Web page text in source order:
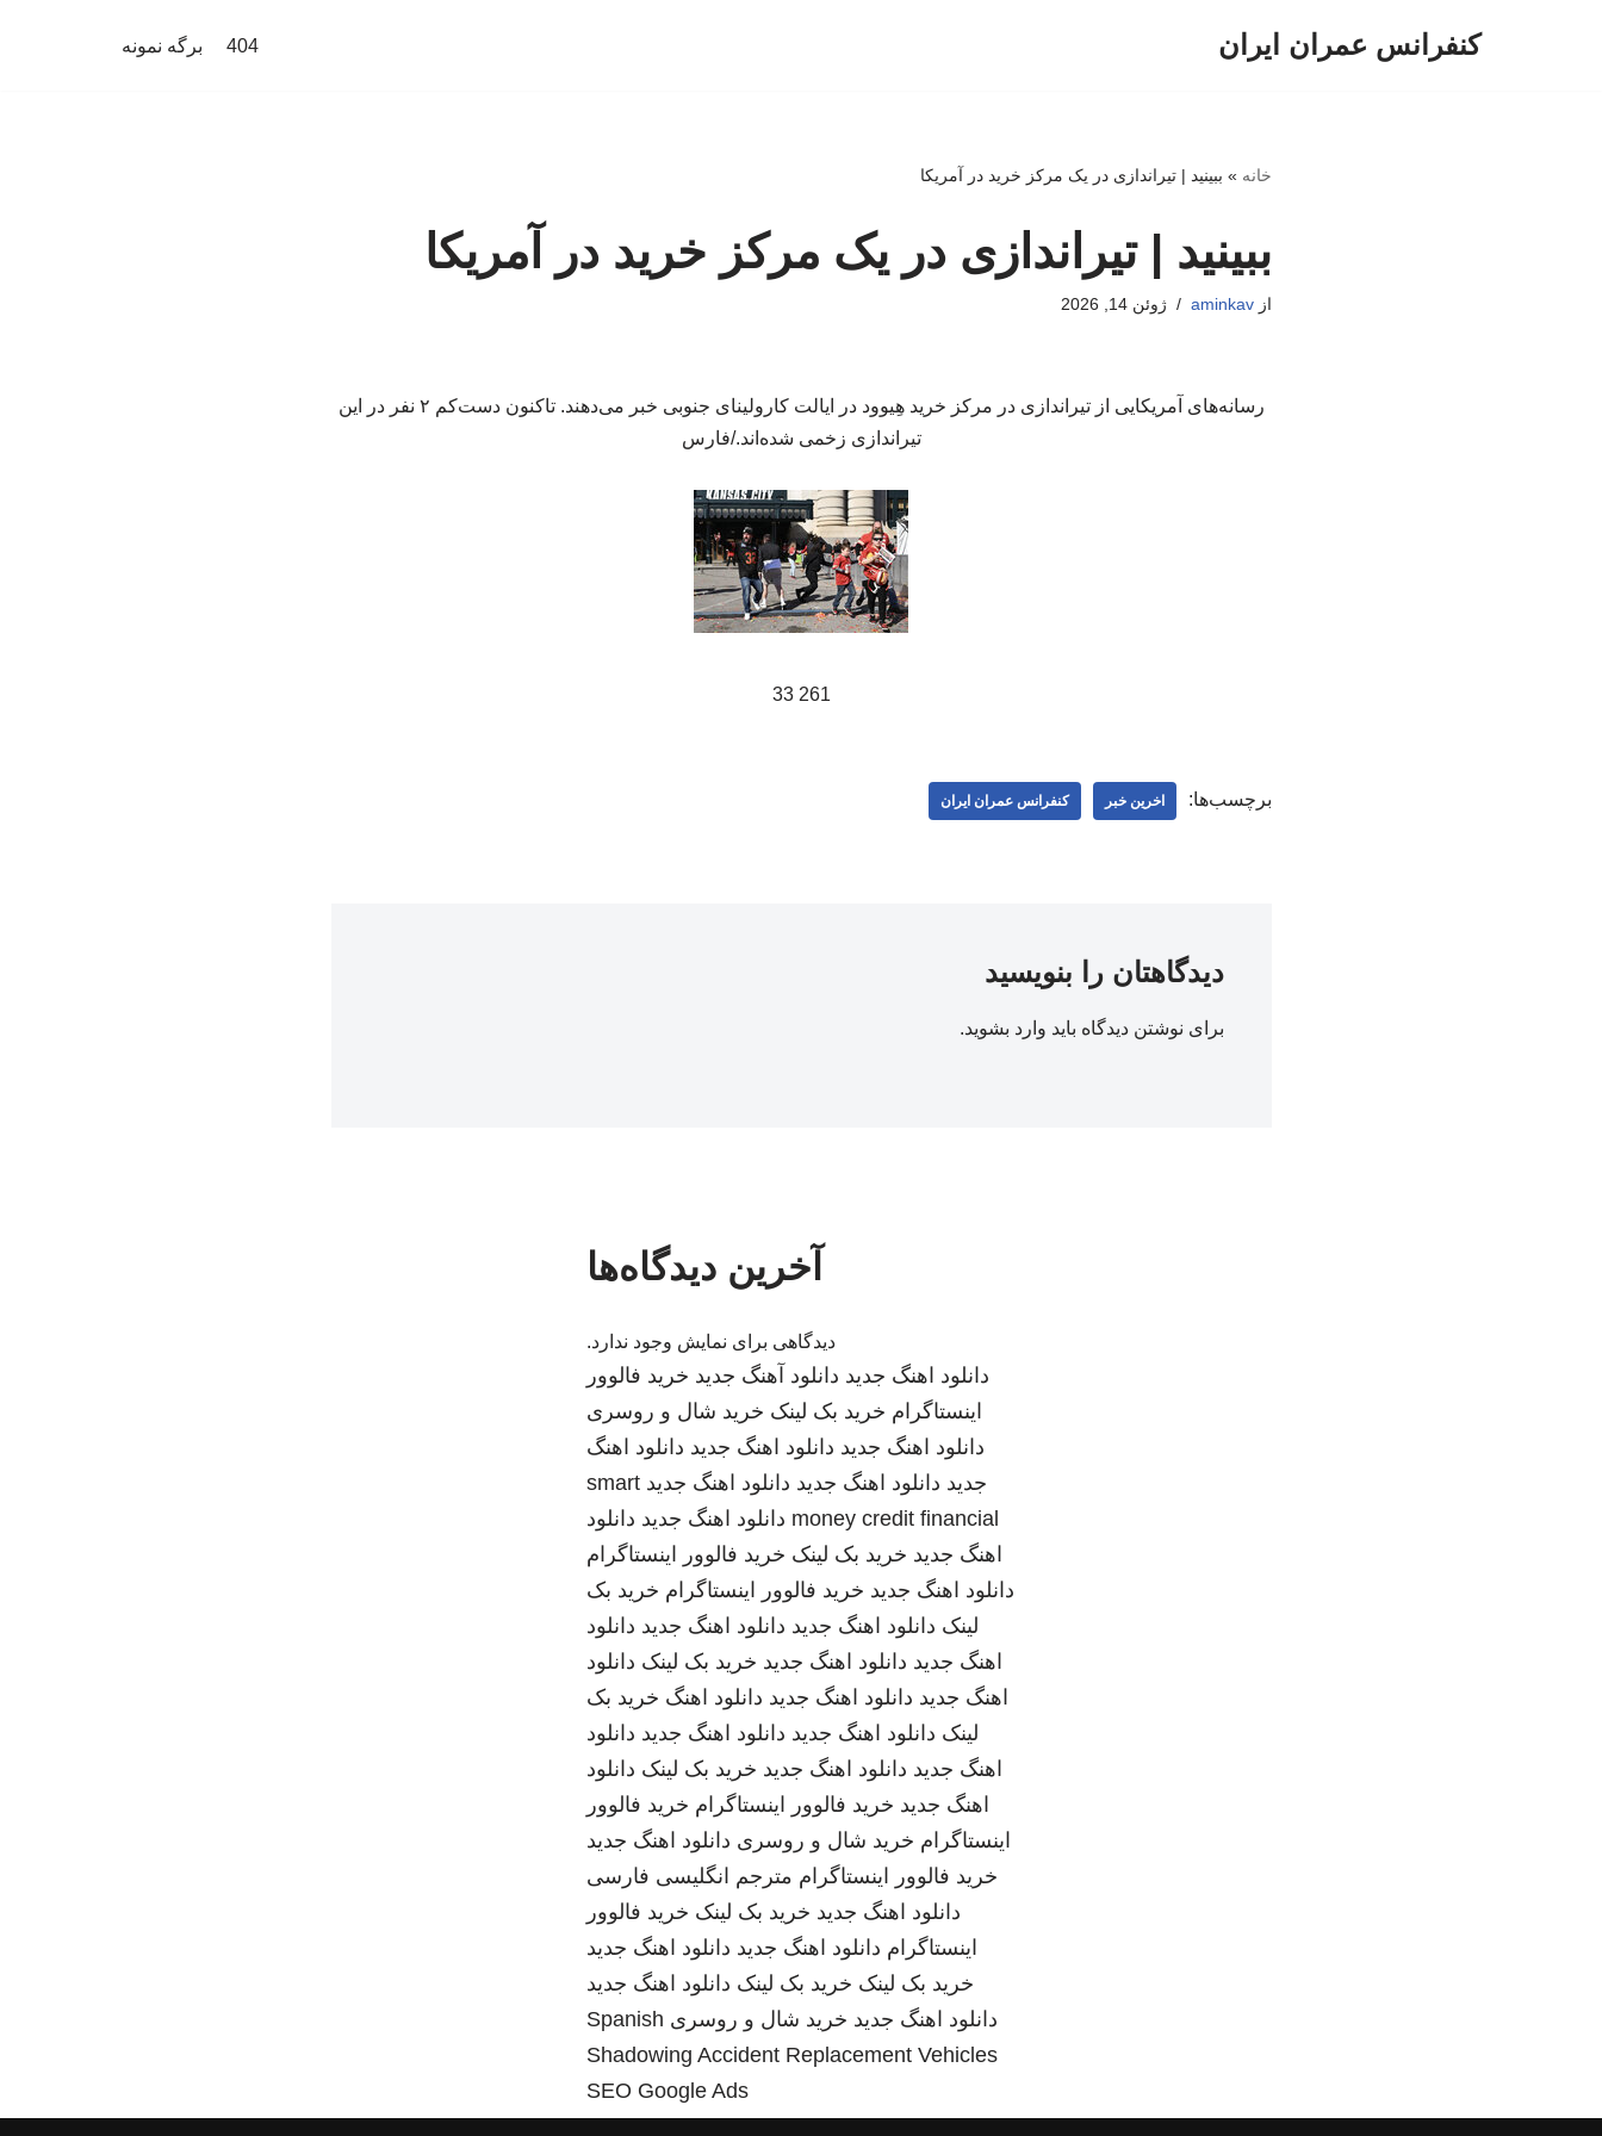
کنفرانس عمران ایران 404 برگه نمونه
خانه » ببینید | تیراندازی در یک مرکز خرید در آمریکا
ببینید | تیراندازی در یک مرکز خرید در آمریکا
ازaminkav ژوئن 14, 2026
رسانه‌های آمریکایی از تیراندازی در مرکز خرید هِیوود در ایالت کارولینای جنوبی خبر می‌دهند. تاکنون دست‌کم ۲ نفر در این
تیراندازی زخمی شده‌اند./فارس
261 33
برچسب‌ها: اخرین خبر کنفرانس عمران ایران
دیدگاهتان را بنویسید
برای نوشتن دیدگاه باید وارد بشوید.
آخرین دیدگاه‌ها
دیدگاهی برای نمایش وجود ندارد.
دانلود اهنگ جدید دانلود آهنگ جدید خرید فالوور
اینستاگرام خرید بک لینک خرید شال و روسری
دانلود اهنگ جدید دانلود اهنگ جدید دانلود اهنگ
جدید دانلود اهنگ جدید دانلود اهنگ جدید smart
money credit financial دانلود اهنگ جدید دانلود
اهنگ جدید خرید بک لینک خرید فالوور اینستاگرام
دانلود اهنگ جدید خرید فالوور اینستاگرام خرید بک
لینک دانلود اهنگ جدید دانلود اهنگ جدید دانلود
اهنگ جدید دانلود اهنگ جدید خرید بک لینک دانلود
اهنگ جدید دانلود اهنگ جدید دانلود اهنگ خرید بک
لینک دانلود اهنگ جدید دانلود اهنگ جدید دانلود
اهنگ جدید دانلود اهنگ جدید خرید بک لینک دانلود
اهنگ جدید خرید فالوور اینستاگرام خرید فالوور
اینستاگرام خرید شال و روسری دانلود اهنگ جدید
خرید فالوور اینستاگرام مترجم انگلیسی فارسی
دانلود اهنگ جدید خرید بک لینک خرید فالوور
اینستاگرام دانلود اهنگ جدید دانلود اهنگ جدید
خرید بک لینک خرید بک لینک دانلود اهنگ جدید
دانلود اهنگ جدید خرید شال و روسری Spanish
Shadowing Accident Replacement Vehicles
SEO Google Ads